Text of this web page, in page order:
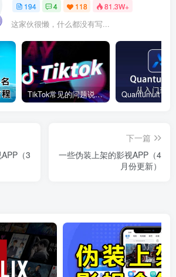
194 4 118 81.3W+
这家伙很懒，什么都没有写...
使用个人证书给TikTok签名安装(视频) TikTok常见的问题说明和解决方法
（3
下一篇
一些伪装上架的影视APP（4
月份更新）